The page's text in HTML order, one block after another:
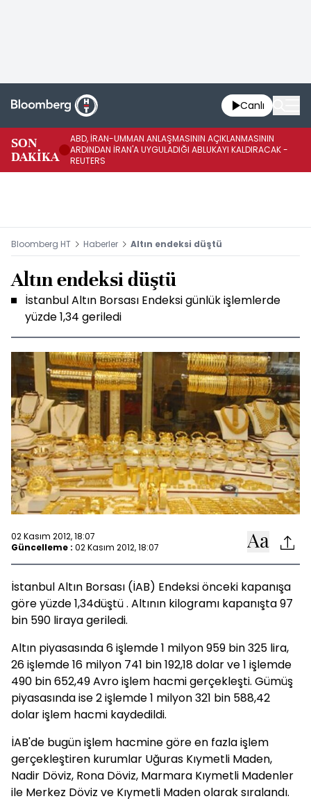
Canlı
SON
DAKİKA
ABD, İRAN-UMMAN ANLAŞMASININ AÇIKLANMASININ
ARDINDAN İRAN'A UYGULADIĞI ABLUKAYI KALDIRACAK -
REUTERS
Bloomberg HT Haberler Altın endeksi düştü
Altın endeksi düştü
İstanbul Altın Borsası Endeksi günlük işlemlerde
yüzde 1,34 geriledi
02 Kasım 2012, 18:07
Güncelleme : 02 Kasım 2012, 18:07
İstanbul Altın Borsası (İAB) Endeksi önceki kapanışa
göre yüzde 1,34düştü . Altının kilogramı kapanışta 97
bin 590 liraya geriledi.
Altın piyasasında 6 işlemde 1 milyon 959 bin 325 lira,
26 işlemde 16 milyon 741 bin 192,18 dolar ve 1 işlemde
490 bin 652,49 Avro işlem hacmi gerçekleşti. Gümüş
piyasasında ise 2 işlemde 1 milyon 321 bin 588,42
dolar işlem hacmi kaydedildi.
İAB'de bugün işlem hacmine göre en fazla işlem
gerçekleştiren kurumlar Uğuras Kıymetli Maden,
Nadir Döviz, Rona Döviz, Marmara Kıymetli Madenler
ile Merkez Döviz ve Kıymetli Maden olarak sıralandı.